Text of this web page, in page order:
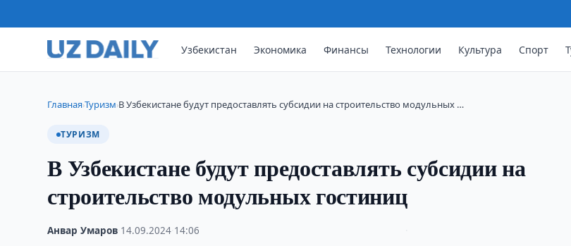
Узбекистан Экономика Финансы Технологии Культура Спорт
Главная›Туризм›В Узбекистане будут предоставлять субсидии на строительство модульных …
ТУРИЗМ
В Узбекистане будут предоставлять субсидии на
строительство модульных гостиниц
Анвар Умаров 14.09.2024 14:06